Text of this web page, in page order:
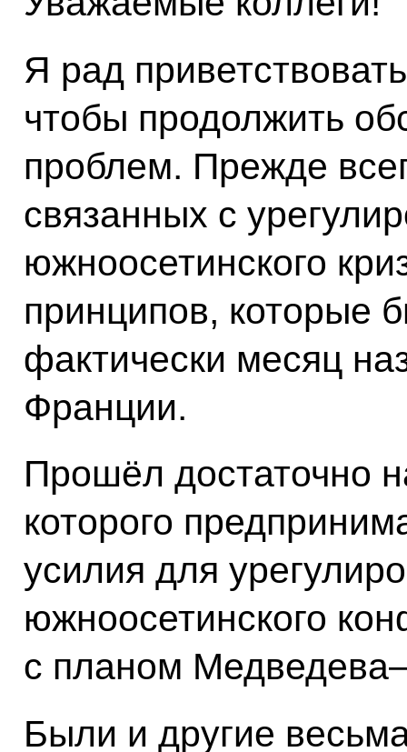
Я рад
чтобы продолжить
проблем. Прежде
связанных с
южноосетинского
принципов, которые
фактически месяц
Франции.
Прошёл достаточно
которого
усилия для
южноосетинского
с планом
Были и другие